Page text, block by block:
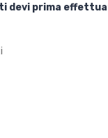
devi prima